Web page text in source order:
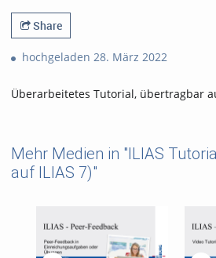
views
favorites
Share
hochgeladen 28. März 2022
Überarbeitetes Tutorial, übertragbar
Mehr Medien in "ILIAS
auf ILIAS 7)"